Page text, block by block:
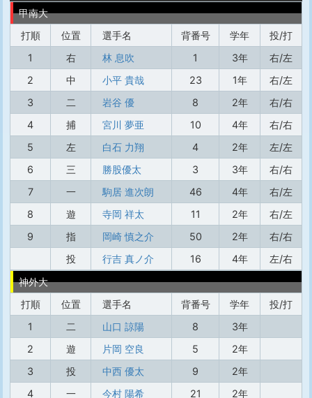
甲南大
打順
位置 選手名 背番号 学年
投/打
1
右 林 息吹 1 3年
右/左
2
中 小平 貴哉 23 1年
右/左
3
二 岩谷 優 8 2年
右/右
4
捕 宮川 夢亜 10 4年
右/右
5
左 白石 力翔 4 2年
左/左
6
三 勝股優太 3 3年
右/右
7
一 駒居 進次朗 46 4年
右/左
8
遊 寺岡 祥太 11 2年
右/左
9
指 岡崎 慎之介 50 2年
右/右
投
行吉 真ノ介 16 4年
左/右
神外大
打順
位置 選手名 背番号 学年
投/打
1
二 山口 諒陽 8
3年
2
遊 片岡 空良 5
2年
3
投 中西 優太 9
2年
4
一 今村 陽希 21
2年